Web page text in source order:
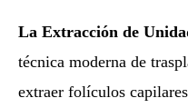
La Extracción de
técnica moderna de
extraer folículos